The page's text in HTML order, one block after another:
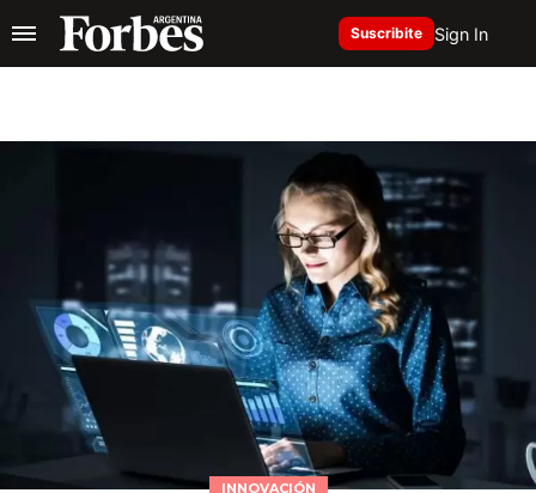
Suscribite Sign In
INNOVACIÓN